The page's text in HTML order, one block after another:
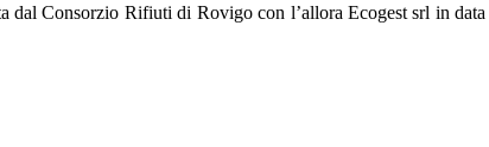
Consorzio Rifiuti di Rovigo con l’allora Ecogest srl in data